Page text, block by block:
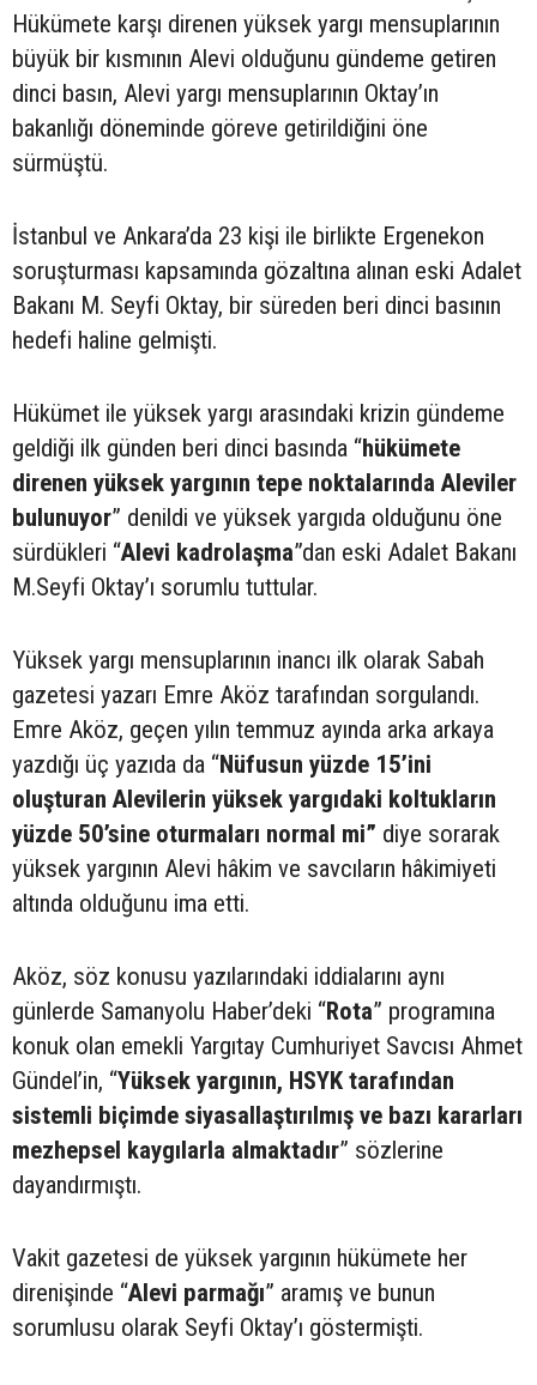
Hükümete karşı direnen yüksek yargı mensuplarının
büyük bir kısmının Alevi olduğunu gündeme getiren
dinci basın, Alevi yargı mensuplarının Oktay’ın
bakanlığı döneminde göreve getirildiğini öne
sürmüştü.
İstanbul ve Ankara’da 23 kişi ile birlikte Ergenekon
soruşturması kapsamında gözaltına alınan eski Adalet
Bakanı M. Seyfi Oktay, bir süreden beri dinci basının
hedefi haline gelmişti.
Hükümet ile yüksek yargı arasındaki krizin gündeme
geldiği ilk günden beri dinci basında “hükümete
direnen yüksek yargının tepe noktalarında Aleviler
bulunuyor” denildi ve yüksek yargıda olduğunu öne
sürdükleri “Alevi kadrolaşma”dan eski Adalet Bakanı
M.Seyfi Oktay’ı sorumlu tuttular.
Yüksek yargı mensuplarının inancı ilk olarak Sabah
gazetesi yazarı Emre Aköz tarafından sorgulandı.
Emre Aköz, geçen yılın temmuz ayında arka arkaya
yazdığı üç yazıda da “Nüfusun yüzde 15’ini
oluşturan Alevilerin yüksek yargıdaki koltukların
yüzde 50’sine oturmaları normal mi” diye sorarak
yüksek yargının Alevi hâkim ve savcıların hâkimiyeti
altında olduğunu ima etti.
Aköz, söz konusu yazılarındaki iddialarını aynı
günlerde Samanyolu Haber’deki “Rota” programına
konuk olan emekli Yargıtay Cumhuriyet Savcısı Ahmet
Gündel’in, “Yüksek yargının, HSYK tarafından
sistemli biçimde siyasallaştırılmış ve bazı kararları
mezhepsel kaygılarla almaktadır” sözlerine
dayandırmıştı.
Vakit gazetesi de yüksek yargının hükümete her
direnişinde “Alevi parmağı” aramış ve bunun
sorumlusu olarak Seyfi Oktay’ı göstermişti.